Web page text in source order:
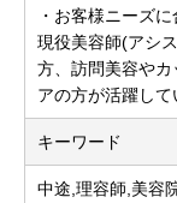
・お客様ニーズ
現役美容師(アシ
方、訪問美容や
アの方が活躍して
キーワード
中途,理容師,美容